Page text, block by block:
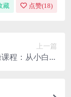
藏 点赞(18)
上一篇
程：从小白到